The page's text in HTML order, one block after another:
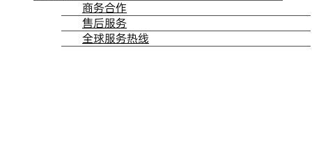
商务合作
售后服务
全球服务热线